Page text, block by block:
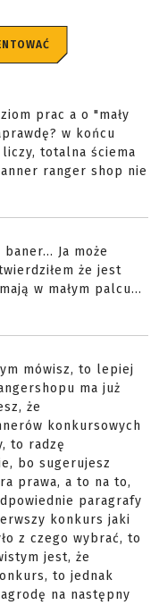
prac a o "mały
w końcu
totalna ściema
ranger shop nie
Ja może
że jest
w małym palcu...
mówisz, to lepiej
ma już
że
konkursowych
to radzę
bo sugerujesz
prawa, a to na to,
paragrafy
konkurs jaki
z czego wybrać, to
jest, że
to jednak
na następny